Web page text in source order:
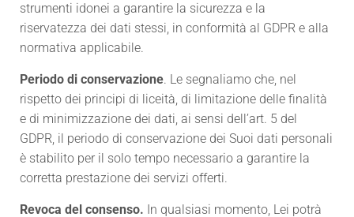
strumenti idonei a garantire la sicurezza e la
riservatezza dei dati stessi, in conformità al GDPR e alla
normativa applicabile.
Periodo di conservazione. Le segnaliamo che, nel
rispetto dei principi di liceità, di limitazione delle finalità
e di minimizzazione dei dati, ai sensi dell’art. 5 del
GDPR, il periodo di conservazione dei Suoi dati personali
è stabilito per il solo tempo necessario a garantire la
corretta prestazione dei servizi offerti.
Revoca del consenso. In qualsiasi momento, Lei potrà